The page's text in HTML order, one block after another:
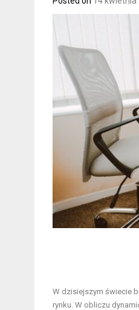
W dzisiejszym świecie
rynku. W obliczu